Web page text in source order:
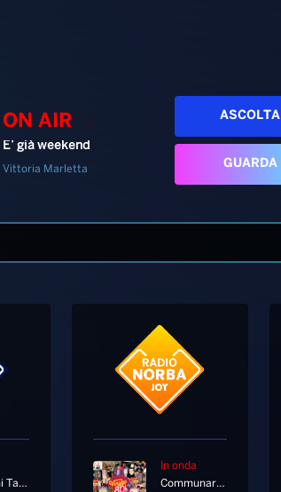
ON AIR
E’ già weekend
Vittoria Marletta
ASCOLTA
GUARDA
Pinguini Tattici Nucleari
In onda
Communards Ft. Sarah Jane Morris